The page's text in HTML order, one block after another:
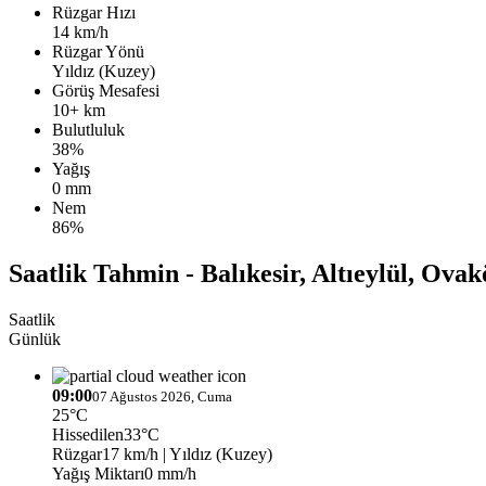
Rüzgar Hızı
14 km/h
Rüzgar Yönü
Yıldız (Kuzey)
Görüş Mesafesi
10+ km
Bulutluluk
38%
Yağış
0 mm
Nem
86%
Saatlik Tahmin - Balıkesir, Altıeylül,
Saatlik
Günlük
09:0007 Ağustos 2026, Cuma
25°C
Hissedilen33°C
Rüzgar17 km/h | Yıldız (Kuzey)
Yağış Miktarı0 mm/h